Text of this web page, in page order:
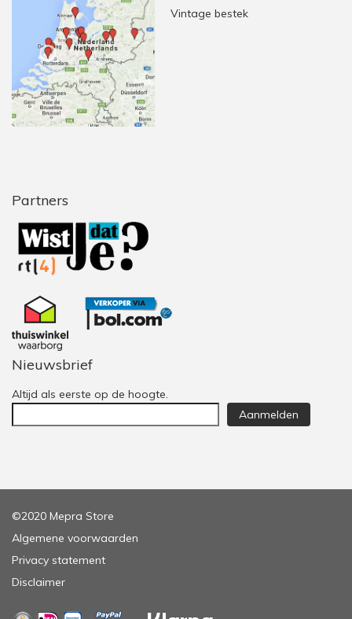
Vintage bestek
Partners
Nieuwsbrief
Altijd als eerste op de hoogte.
Aanmelden
©2020 Mepra Store
Algemene voorwaarden
Privacy statement
Disclaimer